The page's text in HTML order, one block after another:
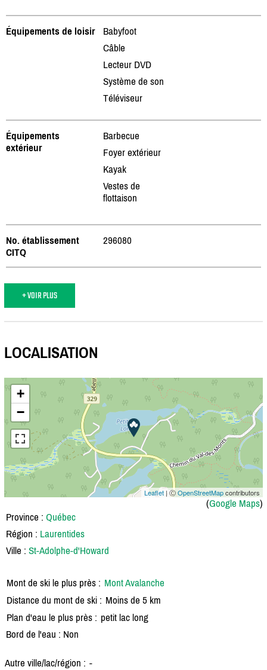
Équipements de loisir
Babyfoot
Câble
Lecteur DVD
Système de son
Téléviseur
Équipements
extérieur
Barbecue
Foyer extérieur
Kayak
Vestes de
flottaison
No. établissement
CITQ
296080
+ VOIR PLUS
LOCALISATION
+
−
Leaflet | ⒸOpenStreetMapcontributors
(Google Maps)
Province : Québec
Région : Laurentides
Ville : St-Adolphe-d'Howard
Mont de ski le plus près : Mont Avalanche
Distance du mont de ski : Moins de 5 km
Plan d'eau le plus près : petit lac long
Bord de l'eau : Non
Autre ville/lac/région : -